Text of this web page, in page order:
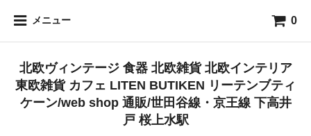
メニュー 0
北欧ヴィンテージ 食器 北欧雑貨 北欧インテリア
東欧雑貨 カフェ LITEN BUTIKEN リーテンブティ
ケーン/web shop 通販/世田谷線・京王線 下高井
戸 桜上水駅